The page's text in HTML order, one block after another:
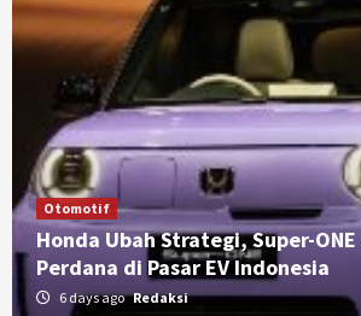
Otomotif
Honda Ubah Strategi, Super-
Perdana di Pasar EV Indonesia
6 days ago Redaksi